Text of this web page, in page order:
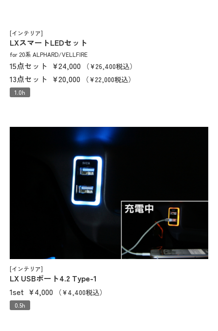
[インテリア]
LXスマートLEDセット
for 20系 ALPHARD/VELLFIRE
15点セット ¥24,000 （¥26,400税込）
13点セット ¥20,000 （¥22,000税込）
1.0h
[インテリア]
LX USBポート4.2 Type-1
1set ¥4,000 （¥4,400税込）
0.5h